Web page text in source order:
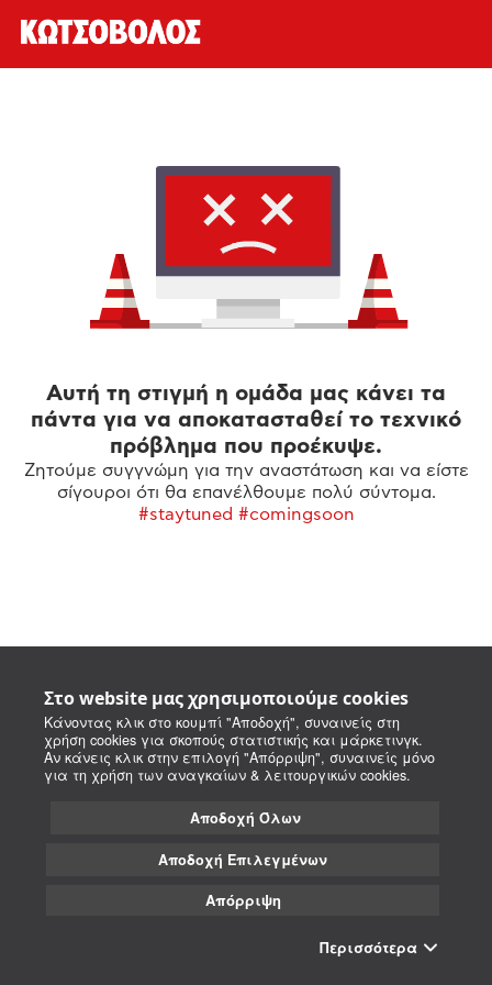
Στο website μας χρησιμοποιούμε cookies
Κάνοντας κλικ στο κουμπί "Αποδοχή", συναινείς στη
χρήση cookies για σκοπούς στατιστικής και μάρκετινγκ.
Αν κάνεις κλικ στην επιλογή "Απόρριψη", συναινείς μόνο
για τη χρήση των αναγκαίων & λειτουργικών cookies.
Αποδοχή Όλων
Αποδοχή Επιλεγμένων
Απόρριψη
Περισσότερα
Αυτή τη στιγμή η ομάδα μας κάνει τα
πάντα για να αποκατασταθεί το τεχνικό
πρόβλημα που προέκυψε.
Ζητούμε συγγνώμη για την αναστάτωση και να είστε
σίγουροι ότι θα επανέλθουμε πολύ σύντομα.
#staytuned #comingsoon